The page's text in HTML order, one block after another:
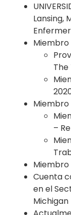
Lansing,
Miembro
The
Miembro
–
Miembro
Cuenta
en el
Michigan